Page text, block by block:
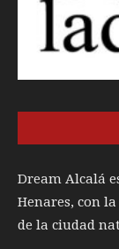
Dream Alcalá
Henares, con
de la ciudad